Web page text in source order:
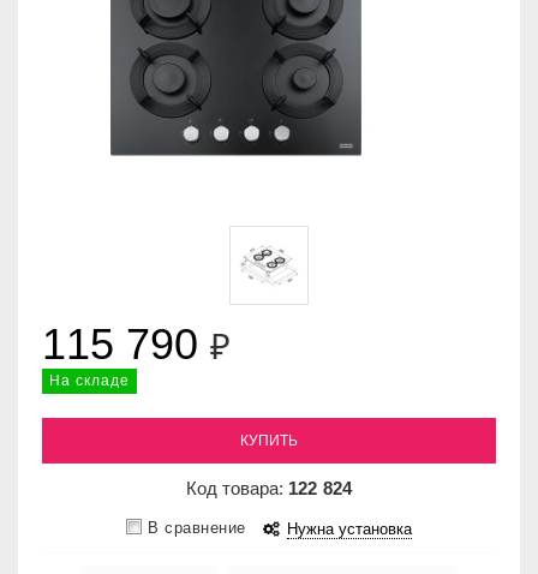
115 790 ₽
На складе
КУПИТЬ
Код товара: 122 824
В сравнение Нужна установка